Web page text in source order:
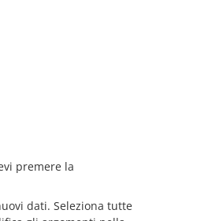
premere la
dati. Seleziona tutte